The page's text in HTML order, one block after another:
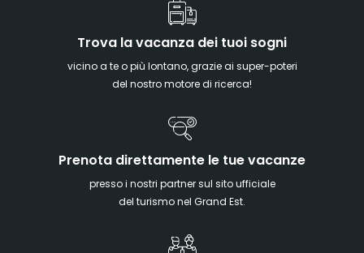
Trova la vacanza dei tuoi sogni
vicino a te o più lontano, grazie ai super-poteri
del nostro motore di ricerca!
Prenota direttamente le tue vacanze
presso i nostri partner sul sito ufficiale
del turismo nel Grand Est.